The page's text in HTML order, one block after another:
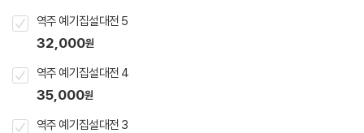
역주 예기집설대전 5
32,000원
역주 예기집설대전 4
35,000원
역주 예기집설대전 3